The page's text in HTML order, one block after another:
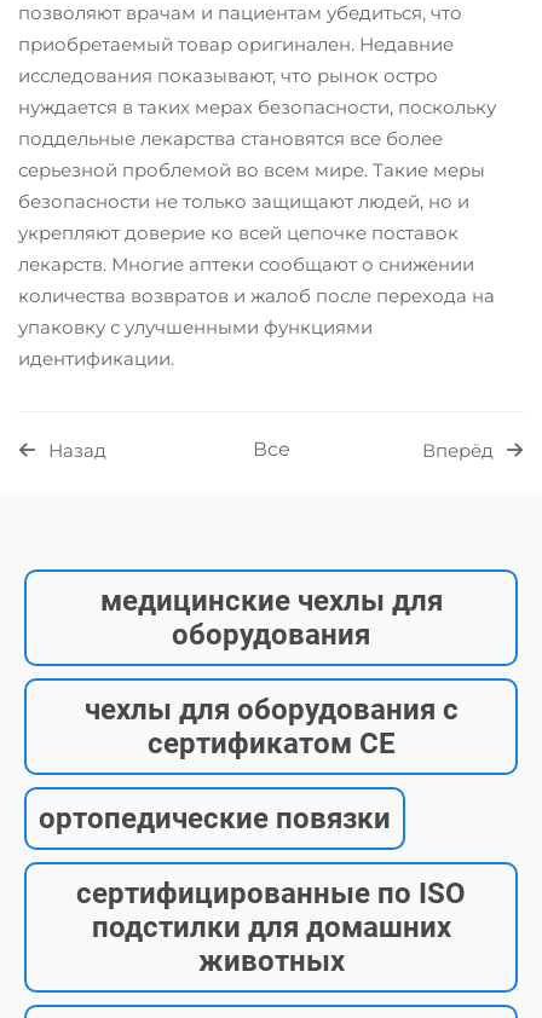
позволяют врачам и пациентам убедиться, что
приобретаемый товар оригинален. Недавние
исследования показывают, что рынок остро
нуждается в таких мерах безопасности, поскольку
поддельные лекарства становятся все более
серьезной проблемой во всем мире. Такие меры
безопасности не только защищают людей, но и
укрепляют доверие ко всей цепочке поставок
лекарств. Многие аптеки сообщают о снижении
количества возвратов и жалоб после перехода на
упаковку с улучшенными функциями
идентификации.
Назад Все Вперёд
медицинские чехлы для
оборудования
чехлы для оборудования с
сертификатом CE
ортопедические повязки
сертифицированные по ISO
подстилки для домашних
животных